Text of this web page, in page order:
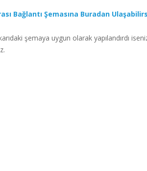
Bağlantı Şemasına Buradan
şemaya uygun olarak yapılandırdı